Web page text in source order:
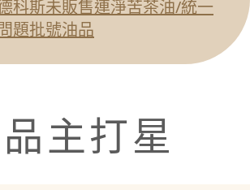
科斯未販售連淨苦茶油/統一
題批號油品
主打星